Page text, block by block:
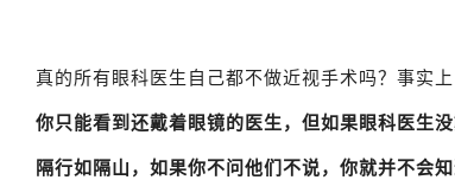
真的所有眼科医生自己都不做近视手术吗？事实
你只能看到还戴着眼镜的医生，但如果眼科医生
隔行如隔山，如果你不问他们不说，你就并不会